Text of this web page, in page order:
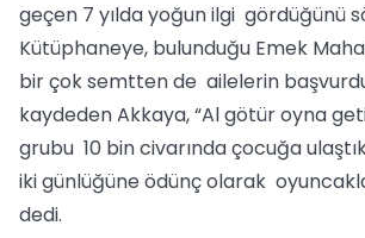
geçen 7 yılda yoğun ilgi gördüğünü
Kütüphaneye, bulunduğu Emek
bir çok semtten de ailelerin
kaydeden Akkaya, “Al götür oyna
grubu 10 bin civarında çocuğa
iki günlüğüne ödünç olarak
dedi.